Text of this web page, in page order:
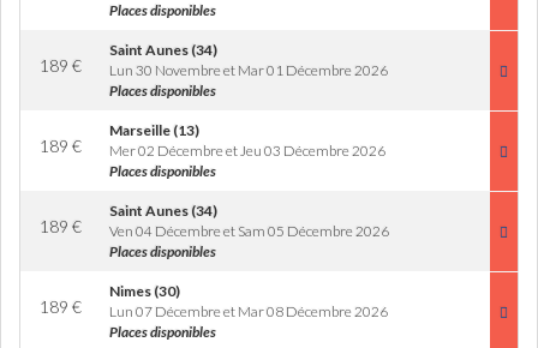
Places disponibles
189 €
Saint Aunes (34)
Lun 30 Novembre et Mar 01 Décembre 2026
Places disponibles
189 €
Marseille (13)
Mer 02 Décembre et Jeu 03 Décembre 2026
Places disponibles
189 €
Saint Aunes (34)
Ven 04 Décembre et Sam 05 Décembre 2026
Places disponibles
189 €
Nimes (30)
Lun 07 Décembre et Mar 08 Décembre 2026
Places disponibles